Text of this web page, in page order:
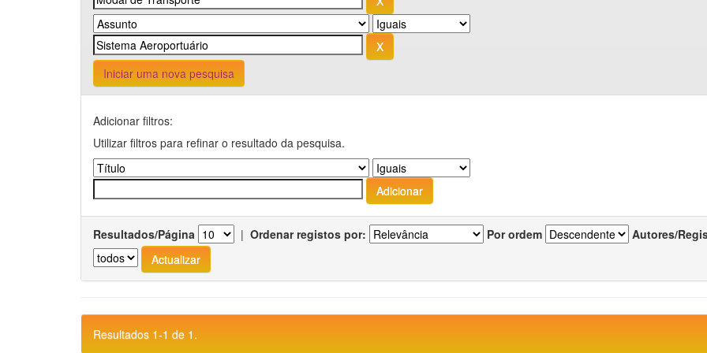
Iniciar uma nova pesquisa
Adicionar filtros:
Utilizar filtros para refinar o resultado da pesquisa.
Resultados/Página | Ordenar registos por: Por ordem Autores/
Resultados 1-1 de 1.